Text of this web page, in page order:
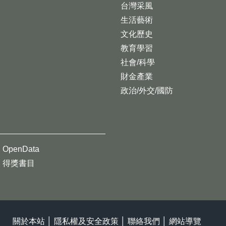
台灣采風
生活藝術
文化歷史
教育學習
社會/科學
財金產業
政治/外交/國防
OpenData
得獎書目
關於本站 隱私權及安全政策 聯絡我們 網站導覽